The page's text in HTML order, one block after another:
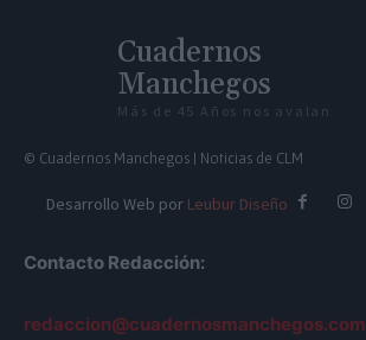
Cuadernos
Manchegos
Más de 45 Años nos avalan
© Cuadernos Manchegos | Noticias de CLM
Desarrollo Web por Leubur Diseño
Contacto Redacción:
redaccion@cuadernosmanchegos.com